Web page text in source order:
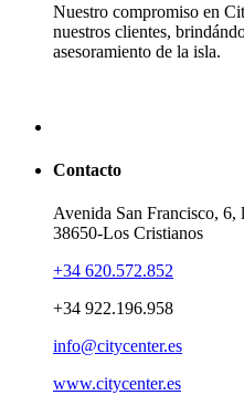
Nuestro compromiso en
nuestros clientes,
asesoramiento de la isla.
Contacto
Avenida San Francisco,
38650-Los Cristianos
+34 620.572.852
+34 922.196.958
info@citycenter.es
www.citycenter.es